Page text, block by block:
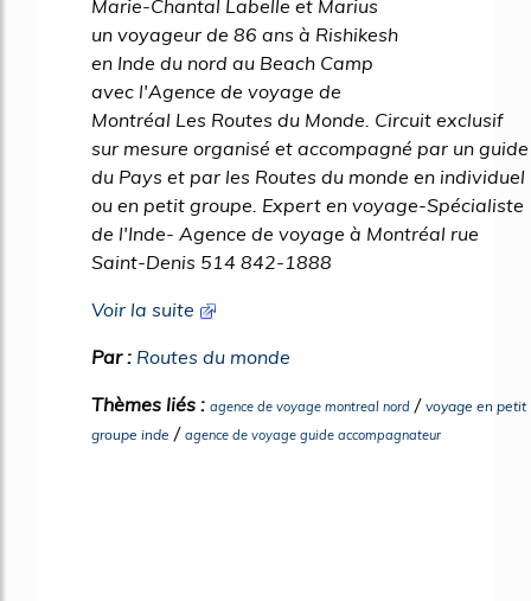
Marie-Chantal Labelle et Marius
un voyageur de 86 ans à Rishikesh
en Inde du nord au Beach Camp
avec l'Agence de voyage de
Montréal Les Routes du Monde. Circuit exclusif
sur mesure organisé et accompagné par un guide
du Pays et par les Routes du monde en individuel
ou en petit groupe. Expert en voyage-Spécialiste
de l'Inde- Agence de voyage à Montréal rue
Saint-Denis 514 842-1888
Voir la suite
Par : Routes du monde
Thèmes liés : agence de voyage montreal nord / voyage en petit
groupe inde / agence de voyage guide accompagnateur